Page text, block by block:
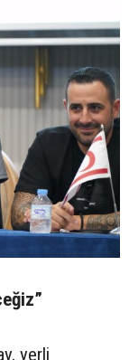
yerli